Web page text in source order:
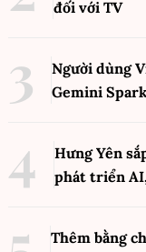
đối với TV
Người dùng
Gemini
Hưng Yên
phát triển
Thêm bằng